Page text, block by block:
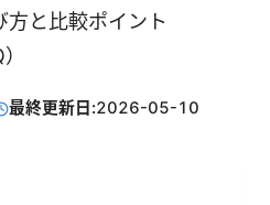
方と比較ポイント
最終更新日:2026-05-10